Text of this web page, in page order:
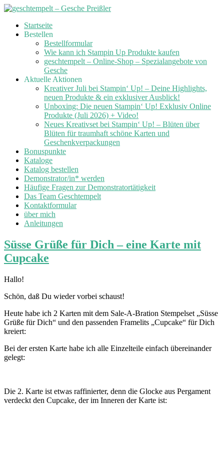
Skip
Startseite
Bestellen
Bestellformular
Wie kann ich Stampin Up Produkte kaufen
geschtempelt – Online-Shop – Spezialangebote von
Gesche
Aktuelle Aktionen
Kreativer Juli bei Stampin‘ Up! – Deine Highlights,
neuen Produkte & ein exklusiver Ausblick!
Unboxing: Die neuen Stampin‘ Up! Exklusiv Online
Produkte (Juli 2026) + Video!
Neues Kreativset bei Stampin‘ Up! – Blüten über
Blüten für traumhaft schöne Karten und
Geschenkverpackungen
Bonuspunkte
Kataloge
Katalog bestellen
Demonstrator/in* werden
Häufige Fragen zur Demonstratortätigkeit
Das Team Geschtempelt
Kontaktformular
über mich
Anleitungen
Süsse Grüße für Dich – eine Karte mit
Cupcake
Hallo!
Schön, daß Du wieder vorbei schaust!
Heute habe ich 2 Karten mit dem Sale-A-Bration Stempelset „Süsse
Grüße für Dich“ und den passenden Framelits „Cupcake“ für Dich
kreiert:
Bei der ersten Karte habe ich alle Einzelteile einfach übereinander
gelegt:
Die 2. Karte ist etwas raffinierter, denn die Glocke aus Pergament
verdeckt den Cupcake, der im Inneren der Karte ist: